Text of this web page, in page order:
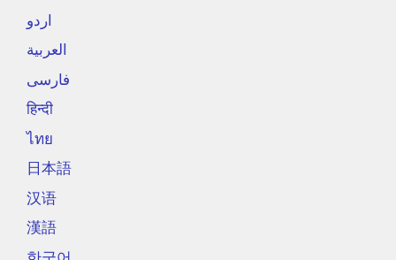
اردو
العربية
فارسی
हिन्दी
ไทย
日本語
汉语
漢語